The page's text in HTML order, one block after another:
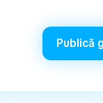
Publică